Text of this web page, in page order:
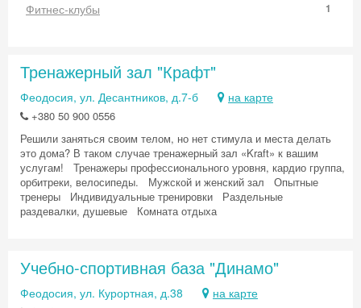
Фитнес-клубы 1
Тренажерный зал "Крафт"
Феодосия, ул. Десантников, д.7-б на карте
+380 50 900 0556
Решили заняться своим телом, но нет стимула и места делать
это дома? В таком случае тренажерный зал «Kraft» к вашим
услугам! Тренажеры профессионального уровня, кардио группа,
орбитреки, велосипеды. Мужской и женский зал Опытные
тренеры Индивидуальные тренировки Раздельные
раздевалки, душевые Комната отдыха
Учебно-спортивная база "Динамо"
Феодосия, ул. Курортная, д.38 на карте